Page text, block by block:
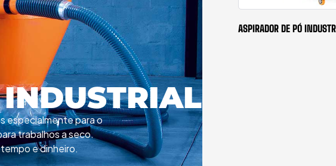
especialmente para o
trabalhos a seco.
e dinheiro.
ASPIRADOR DE PÓ